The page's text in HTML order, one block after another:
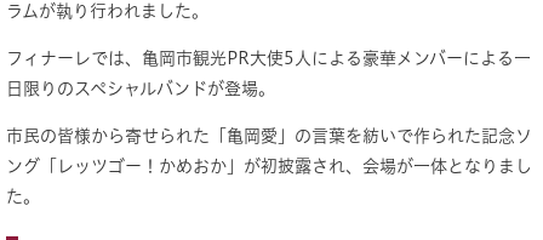
ラムが執り行われました。
フィナーレでは、亀岡市観光PR大使5人による豪華メンバーによる一
日限りのスペシャルバンドが登場。
市民の皆様から寄せられた「亀岡愛」の言葉を紡いで作られた記念ソ
ング「レッツゴー！かめおか」が初披露され、会場が一体となりまし
た。